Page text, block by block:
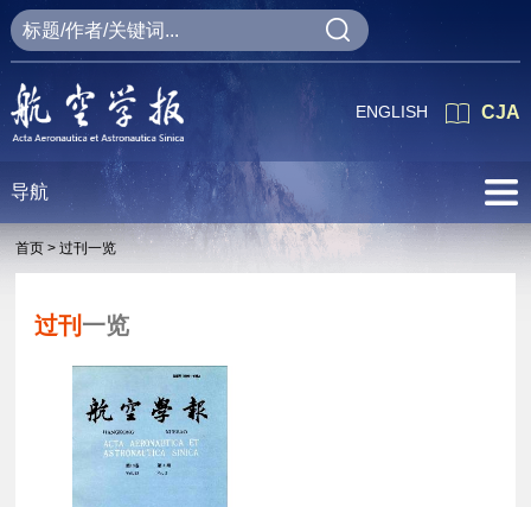
CJA
ENGLISH
导航
首页 > 过刊一览
过刊 一览